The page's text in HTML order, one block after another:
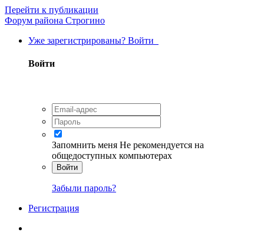
Перейти к публикации
Форум района Строгино
Уже зарегистрированы? Войти
Войти
Запомнить меня Не рекомендуется на
общедоступных компьютерах
Войти
Забыли пароль?
Регистрация